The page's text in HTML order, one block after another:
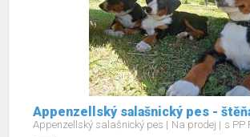
Appenzellský salašnický pes -
Appenzellský salašnický pes Na prodej s PP